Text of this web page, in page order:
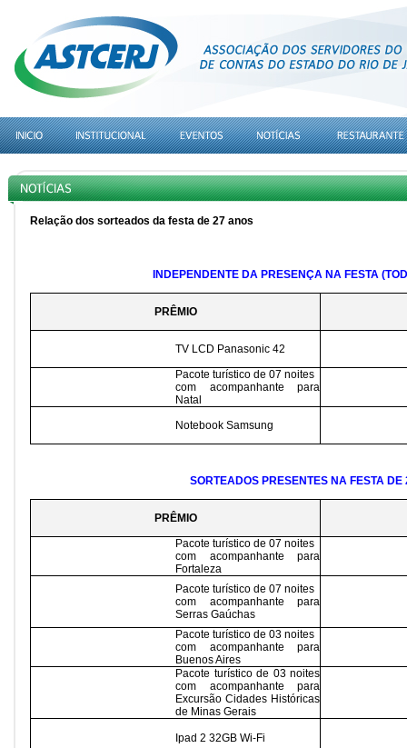
Relação dos sorteados da festa de 27 anos
INDEPENDENTE DA PRESENÇA NA FESTA
PRÊMIO
TV LCD Panasonic 42
Pacote turístico de 07 noites
com acompanhante para
Natal
Notebook Samsung
SORTEADOS PRESENTES NA FESTA DE
PRÊMIO
Pacote turístico de 07 noites
com acompanhante para
Fortaleza
Pacote turístico de 07 noites
com acompanhante para
Serras Gaúchas
Pacote turístico de 03 noites
com acompanhante para
Buenos Aires
Pacote turístico de 03 noites
com acompanhante para
Excursão Cidades Históricas
de Minas Gerais
Ipad 2 32GB Wi-Fi